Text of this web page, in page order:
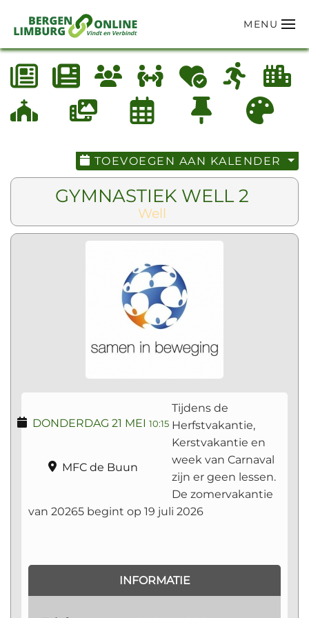
Terug naar hoofdinhoud
MENU
TOEVOEGEN AAN KALENDER
GYMNASTIEK WELL 2
Well
DONDERDAG 21 MEI 10:15
MFC de Buun
Tijdens de
Herfstvakantie,
Kerstvakantie en
week van Carnaval
zijn er geen lessen.
De zomervakantie
van 20265 begint op 19 juli 2026
INFORMATIE